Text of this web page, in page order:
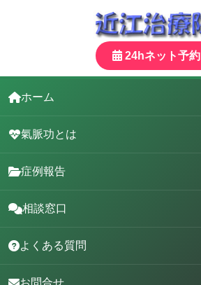
24hネット予約
ホーム
氣脈功とは
症例報告
相談窓口
よくある質問